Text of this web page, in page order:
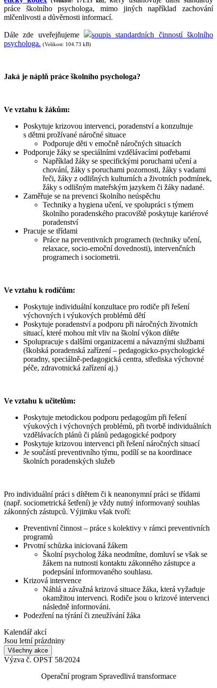
práce školního psychologa, mimo jiných například zachování
mlčenlivosti a důvěrnosti informací.
Dále zde uveřejňujeme
soupis standardních činností školního
psychologa. (Velikost: 104.73 kB)
Jaká je náplň práce školního psychologa?
Ve vztahu k žákům:
Poskytuje krizovou intervenci, poradenství a konzultuje
s dětmi prožívané náročné situace
Podporuje děti v emočně náročných situacích
Podporuje žáky se speciálními vzdělávacími potřebami
Například žáky se specifickými poruchami učení a
chování, žáky s poruchami pozornosti, žáky s vadami
řeči, žáky z odlišných kulturních a životních podmínek,
žáky s odlišným mateřským jazykem či žáky nadané.
Zaměřuje se na prevenci školního neúspěchu
Techniky a hygiena učení, ve spolupráci s týmem
školního poradenského pracoviště poskytuje kariérové
poradenství
Pracuje se třídami
Práce na preventivních programech (techniky učení,
relaxace, socio-emoční dovednosti), intervenčních
programech i sociometrii.
Ve vztahu k rodičům:
Poskytuje individuální konzultace pro rodiče při řešení
výchovných i výukových problémů dětí
Poskytuje poradenství a podporu při náročných životních
situací, které mohou mít vliv na školní výkon dítěte
Spolupracuje s dalšími organizacemi a návaznými službami
(školská poradenská zařízení – pedagogicko-psychologické
poradny, speciálně-pedagogická centra, střediska výchovné
péče, zdravotnická zařízení aj.)
Ve vztahu k učitelům:
Poskytuje metodickou podporu pedagogům při řešení
výukových i výchovných problémů, při tvorbě individuálních
vzdělávacích plánů či plánů pedagogické podpory
Poskytuje krizovou intervenci při řešení náročných situací
Je součástí preventivního týmu, podílí se na koordinace
školních poradenských služeb
Pro individuální práci s dítětem či k neanonymní práci se třídami
(např. sociometrická šetření) je vždy nutný informovaný souhlas
zákonných zástupců. Výjimku však tvoří:
Preventivní činnost – práce s kolektivy v rámci preventivních
programů
Prvotní schůzka iniciovaná žákem
Školní psycholog žáka neodmítne, domluví se však se
žákem na nutnosti kontaktu zákonného zástupce a
podepsání informovaného souhlasu.
Krizová intervence
Náhlá a závažná krizová situace žáka, která vyžaduje
okamžitou intervenci. Rodiče jsou o krizové intervenci
následně informováni.
Podezření na týrání či zneužívání žáka
Kalendář akcí
Jsou letní prázdniny
Všechny akce
Výzva č. OPST 58/2024
Operační program Spravedlivá transformace